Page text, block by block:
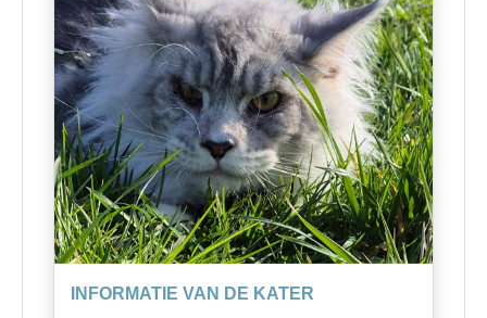
INFORMATIE VAN DE KATER